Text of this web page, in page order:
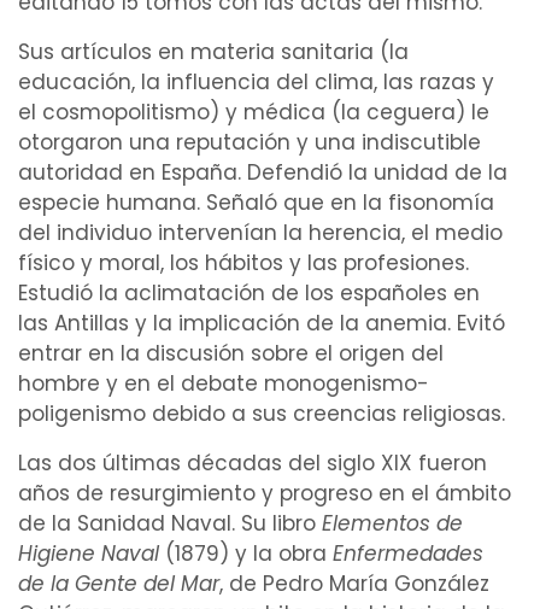
Sus artículos en materia sanitaria (la
educación, la influencia del clima, las razas y
el cosmopolitismo) y médica (la ceguera) le
otorgaron una reputación y una indiscutible
autoridad en España. Defendió la unidad de la
especie humana. Señaló que en la fisonomía
del individuo intervenían la herencia, el medio
físico y moral, los hábitos y las profesiones.
Estudió la aclimatación de los españoles en
las Antillas y la implicación de la anemia. Evitó
entrar en la discusión sobre el origen del
hombre y en el debate monogenismo-
poligenismo debido a sus creencias religiosas.
Las dos últimas décadas del siglo XIX fueron
años de resurgimiento y progreso en el ámbito
de la Sanidad Naval. Su libro Elementos de
Higiene Naval (1879) y la obra Enfermedades
de la Gente del Mar, de Pedro María González